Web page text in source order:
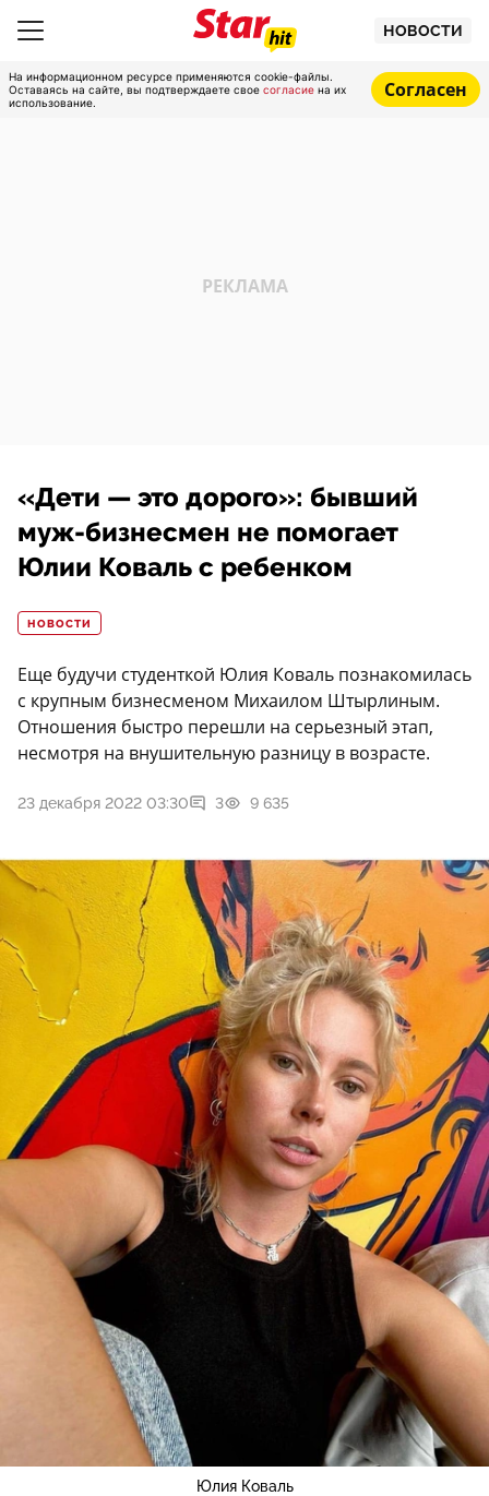
НОВОСТИ
На информационном ресурсе применяются cookie-файлы.
Оставаясь на сайте, вы подтверждаете свое согласие на их
использование.
Согласен
«Дети — это дорого»: бывший
муж-бизнесмен не помогает
Юлии Коваль с ребенком
НОВОСТИ
Еще будучи студенткой Юлия Коваль познакомилась
с крупным бизнесменом Михаилом Штырлиным.
Отношения быстро перешли на серьезный этап,
несмотря на внушительную разницу в возрасте.
23 декабря 2022 03:30 3 9 635
Юлия Коваль